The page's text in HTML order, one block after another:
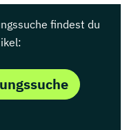
findest du